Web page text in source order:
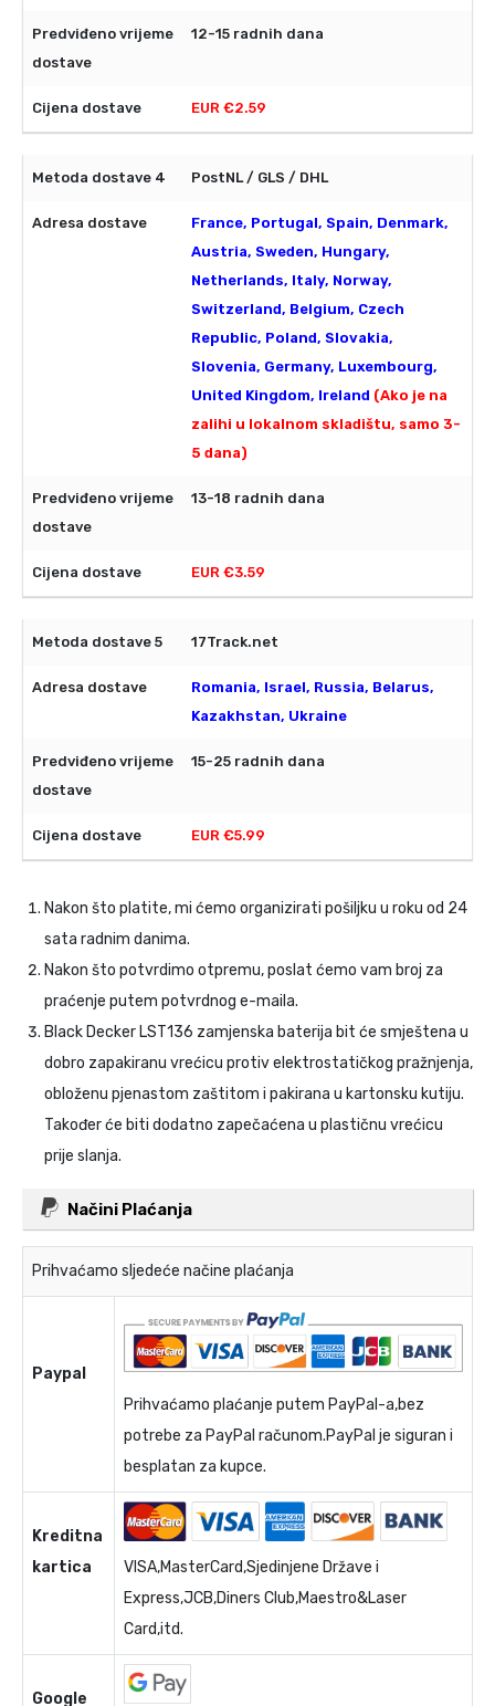
12-15 radnih dana
EUR €2.59
PostNL / GLS / DHL
France, Portugal, Spain, Denmark,
Austria, Sweden, Hungary,
Netherlands, Italy, Norway,
Switzerland, Belgium, Czech
Republic, Poland, Slovakia,
Slovenia, Germany, Luxembourg,
United Kingdom, Ireland (Ako je na
zalihi u lokalnom skladištu, samo 3-
5 dana)
13-18 radnih dana
EUR €3.59
17Track.net
Romania, Israel, Russia, Belarus,
Kazakhstan, Ukraine
15-25 radnih dana
EUR €5.99
Nakon što platite, mi ćemo organizirati pošiljku u roku od 24
sata radnim danima.
Nakon što potvrdimo otpremu, poslat ćemo vam broj za
praćenje putem potvrdnog e-maila.
Black Decker LST136 zamjenska baterija bit će smještena u
dobro zapakiranu vrećicu protiv elektrostatičkog pražnjenja,
obloženu pjenastom zaštitom i pakirana u kartonsku kutiju.
Također će biti dodatno zapečaćena u plastičnu vrećicu
prije slanja.
Načini Plaćanja
Prihvaćamo sljedeće načine plaćanja
Paypal
Prihvaćamo plaćanje putem PayPal-a,bez
potrebe za PayPal računom.PayPal je siguran i
besplatan za kupce.
Kreditna
kartica
VISA,MasterCard,Sjedinjene Države i
Express,JCB,Diners Club,Maestro&Laser
Card,itd.
Google